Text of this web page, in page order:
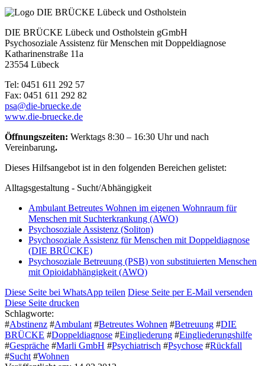
DIE BRÜCKE Lübeck und Ostholstein gGmbH
Psychosoziale Assistenz für Menschen mit Doppeldiagnose
Katharinenstraße 11a
23554 Lübeck
Tel: 0451 611 292 57
Fax: 0451 611 292 82
psa@die-bruecke.de
www.die-bruecke.de
Öffnungszeiten: Werktags 8:30 – 16:30 Uhr und nach
Vereinbarung.
Dieses Hilfsangebot ist in den folgenden Bereichen gelistet:
Alltagsgestaltung - Sucht/Abhängigkeit
Ambulant Betreutes Wohnen im eigenen Wohnraum für
Menschen mit Suchterkrankung (AWO)
Psychosoziale Assistenz (Soliton)
Psychosoziale Assistenz für Menschen mit Doppeldiagnose
(DIE BRÜCKE)
Psychosoziale Betreuung (PSB) von substituierten Menschen
mit Opioidabhängigkeit (AWO)
Diese Seite bei WhatsApp teilen Diese Seite per E-Mail versenden
Diese Seite drucken
Schlagworte:
#Abstinenz #Ambulant #Betreutes Wohnen #Betreuung #DIE
BRÜCKE #Doppeldiagnose #Eingliederung #Eingliederungshilfe
#Gespräche #Marli GmbH #Psychiatrisch #Psychose #Rückfall
#Sucht #Wohnen